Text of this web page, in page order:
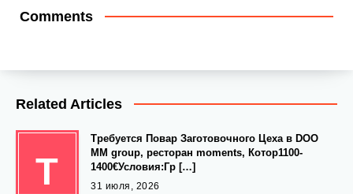
Comments
Related Articles
Т
Требуется Повар Заготовочного Цеха в DOO
MM group, ресторан moments, Котор1100-
1400€Условия:Гр […]
31 июля, 2026